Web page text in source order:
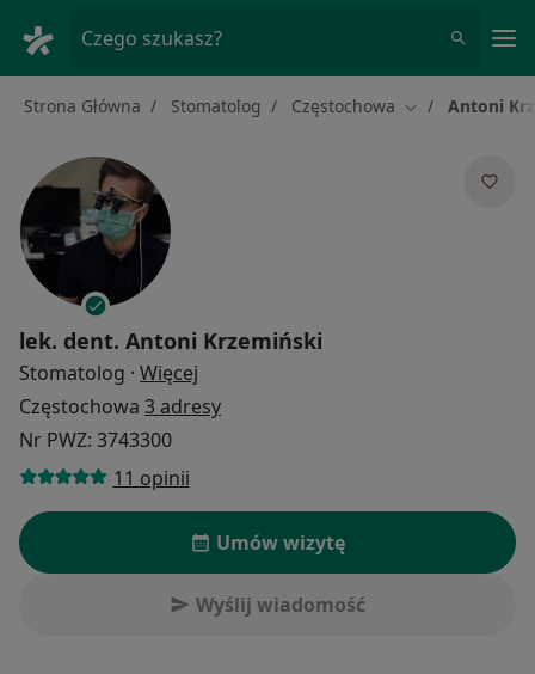
Czego szukasz?
Strona Główna Stomatolog Częstochowa Zmień miasto
Antoni
lek. dent. Antoni Krzemiński
Stomatolog · Więcej
Częstochowa 3 adresy
Nr PWZ: 3743300
11 opinii
Umów wizytę
Wyślij wiadomość